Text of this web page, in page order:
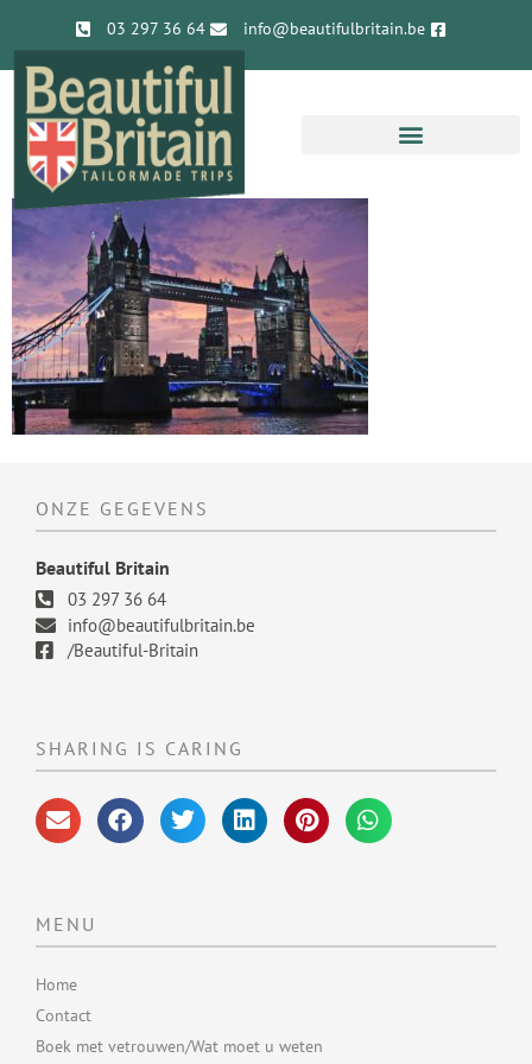
03 297 36 64 info@beautifulbritain.be
ONZE GEGEVENS
Beautiful Britain
03 297 36 64
info@beautifulbritain.be
/Beautiful-Britain
SHARING IS CARING
MENU
Home
Contact
Boek met vetrouwen/Wat moet u weten